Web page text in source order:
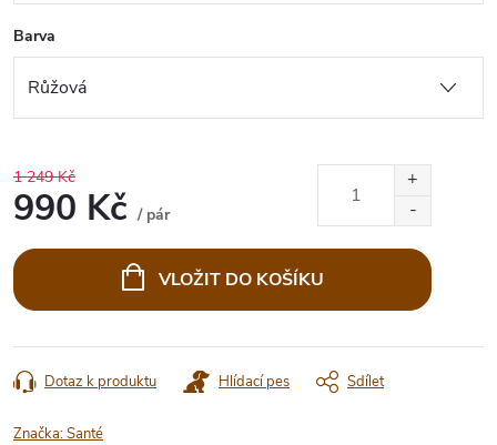
Barva
1 249 Kč
990 Kč / pár
cena:
VLOŽIT DO KOŠÍKU
Dotaz k produktu Hlídací pes Sdílet
Značka:Santé